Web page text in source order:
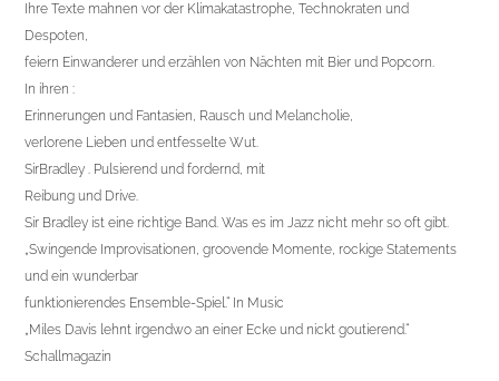
Ihre Texte mahnen vor der Klimakatastrophe, Technokraten und
Despoten,
feiern Einwanderer und erzählen von Nächten mit Bier und Popcorn.
In ihren :
Erinnerungen und Fantasien, Rausch und Melancholie,
verlorene Lieben und entfesselte Wut.
SirBradley . Pulsierend und fordernd, mit
Reibung und Drive.
Sir Bradley ist eine richtige Band. Was es im Jazz nicht mehr so oft gibt.
„Swingende Improvisationen, groovende Momente, rockige Statements
und ein wunderbar
funktionierendes Ensemble-Spiel.“ In Music
„Miles Davis lehnt irgendwo an einer Ecke und nickt goutierend.“
Schallmagazin